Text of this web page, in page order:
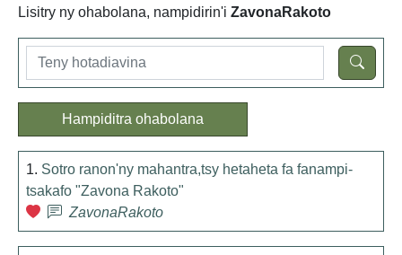
Lisitry ny ohabolana, nampidirin'i ZavonaRakoto
Hampiditra ohabolana
1. Sotro ranon'ny mahantra,tsy hetaheta fa fanampi-
tsakafo "Zavona Rakoto"
ZavonaRakoto